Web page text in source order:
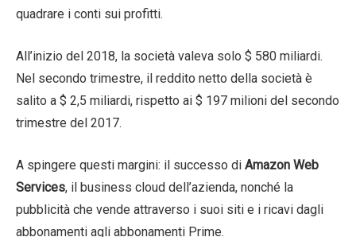
quadrare i conti sui profitti.
All’inizio del 2018, la società valeva solo $ 580 miliardi.
Nel secondo trimestre, il reddito netto della società è
salito a $ 2,5 miliardi, rispetto ai $ 197 milioni del secondo
trimestre del 2017.
A spingere questi margini: il successo di Amazon Web
Services, il business cloud dell’azienda, nonché la
pubblicità che vende attraverso i suoi siti e i ricavi dagli
abbonamenti agli abbonamenti Prime.